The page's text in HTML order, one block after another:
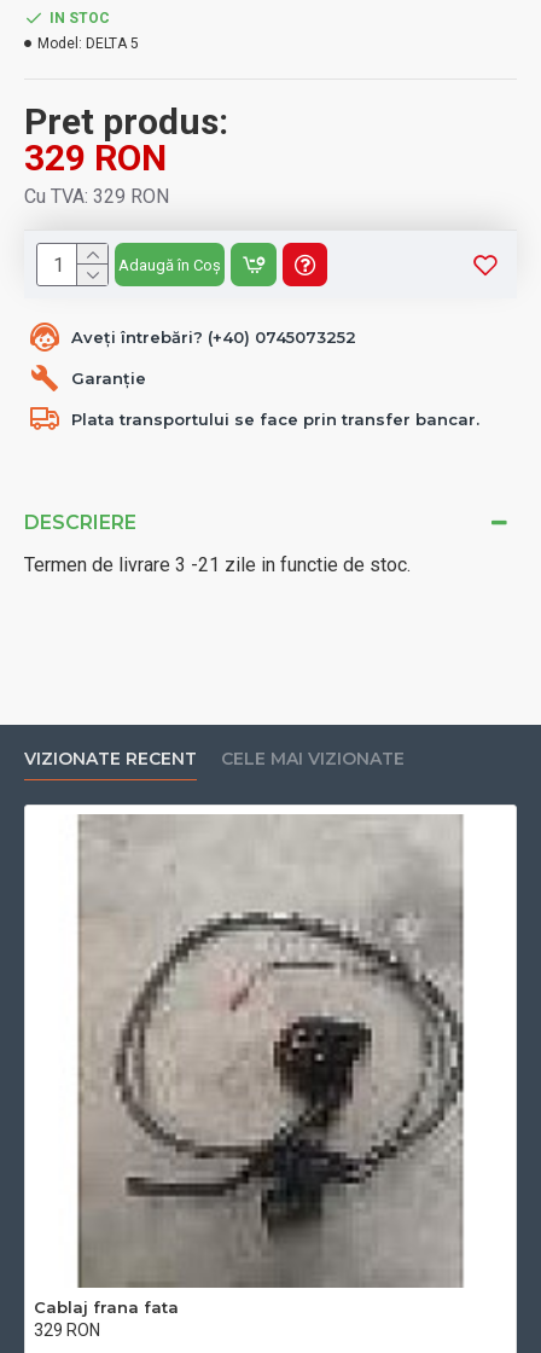
DESCRIERE
Termen de livrare 3 -21 zile in functie de stoc.
Aveți întrebări? (+40) 0745073252
Garanție
Plata transportului se face prin transfer bancar.
Pret produs:
329 RON
Cu TVA: 329 RON
IN STOC
Model: DELTA 5
Adaugă în Coș
VIZIONATE RECENT CELE MAI VIZIONATE
Cablaj frana fata
329 RON